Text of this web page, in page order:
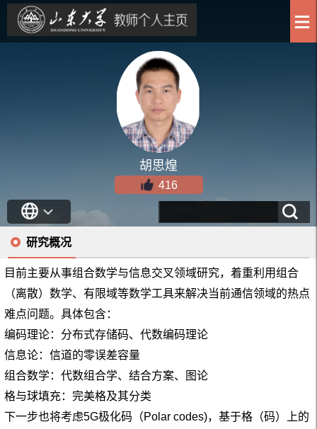
胡思煌
416
研究概况
目前主要从事组合数学与信息交叉领域研究，着重利用组合
（离散）数学、有限域等数学工具来解决当前通信领域的热点
难点问题。具体包含：
编码理论：分布式存储码、代数编码理论
信息论：信道的零误差容量
组合数学：代数组合学、结合方案、图论
格与球填充：完美格及其分类
下一步也将考虑5G极化码（Polar codes)，基于格（码）上的